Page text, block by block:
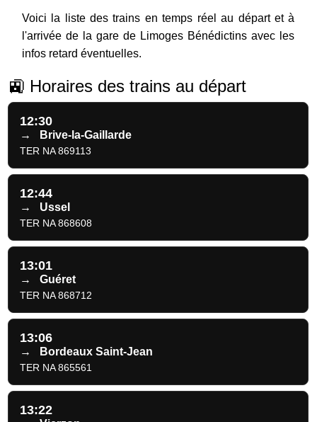
Voici la liste des trains en temps réel au départ et à
l'arrivée de la gare de Limoges Bénédictins avec les
infos retard éventuelles.
🚉 Horaires des trains au départ
12:30
→ Brive-la-Gaillarde
TER NA 869113
12:44
→ Ussel
TER NA 868608
13:01
→ Guéret
TER NA 868712
13:06
→ Bordeaux Saint-Jean
TER NA 865561
13:22